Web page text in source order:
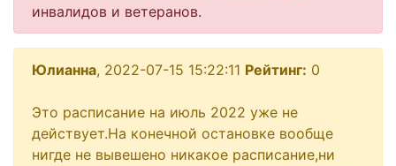
инвалидов и ветеранов.
Юлианна, 2022-07-15 15:22:11 Рейтинг: 0
Это расписание на июль 2022 уже не
действует.На конечной остановке вообще
нигде не вывешено никакое расписание,ни